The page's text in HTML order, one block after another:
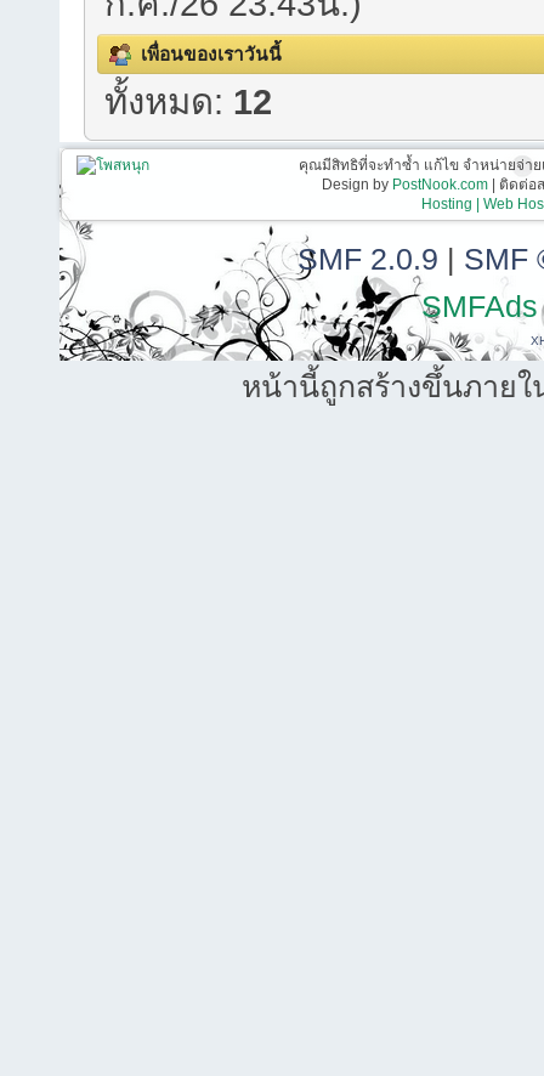
เพื่อนของเราวันนี้
ทั้งหมด: 12
คุณมีสิทธิที่จะทำซ้ำ แก้ไข จำหน่ายจ่า
Design by PostNook.com| ติดต่อส
Hosting | Web
SMF 2.0.9 | SMF
SMFAds
หน้านี้ถูกสร้างขึ้นภายใ